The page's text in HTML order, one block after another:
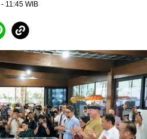
- 11:45 WIB